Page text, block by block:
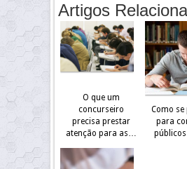
Artigos
O que um
concurseiro
precisa prestar
atenção para as…
Como
para